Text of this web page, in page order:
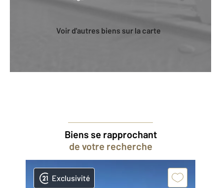
Voir d'autres biens sur la carte
Biens se rapprochant
de votre recherche
Exclusivité